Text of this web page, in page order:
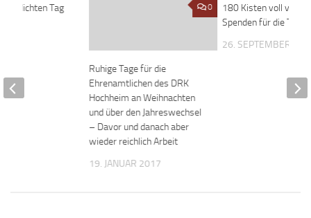
0
Ruhige Tage für die
Ehrenamtlichen des DRK
Hochheim an Weihnachten
und über den Jahres­wechsel
– Davor und danach aber
wieder reichlich Arbeit
19. JANUAR 2017
180 Kisten voll vieler
Spenden für die Tafel
26. SEPTEMBER
helllichten Tag